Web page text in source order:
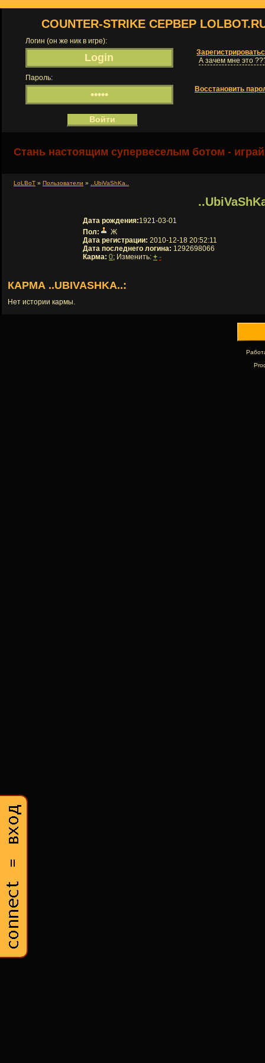
COUNTER-STRIKE СЕРВЕР
Логин (он же ник в игре):
А зачем мне это
Пароль:
Восстановить
Стань настоящим супервеселым ботом -
LoLBoT » Пользователи » ..UbiVaShKa..
Дата рождения:1921-03-01
Пол:
Ж
Дата регистрации: 2010-12-18 20:52:11
Дата последнего логина: 1292698066
Карма: 0; Изменить: + -
КАРМА ..UBIVASHKA..:
Нет истории кармы.